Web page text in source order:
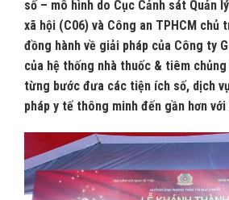
số – mô hình do Cục Cảnh sát Quản
xã hội (C06) và Công an TPHCM
đồng hành về giải pháp của Công ty
của hệ thống nhà thuốc & tiêm
từng bước đưa các tiện ích số, dịch
pháp y tế thông minh đến gần hơn